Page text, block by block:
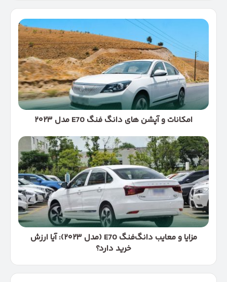
امکانات
های
دانگ‌
فنگ
E70
مدل
۲۰۲۳
امکانات و آپشن‌ های دانگ‌ فنگ E70 مدل ۲۰۲۳
مزایا
و
معایب
دانگ‌فنگ
E70
(مدل
۲۰۲۳):
آیا
ارزش
خرید
مزایا و معایب دانگ‌فنگ E70 (مدل ۲۰۲۳): آیا ارزش
خرید دارد؟